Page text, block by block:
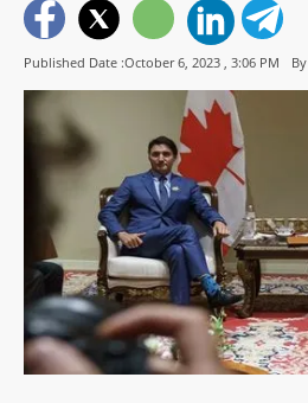
Published Date :October 6, 2023 , 3:06 PM By